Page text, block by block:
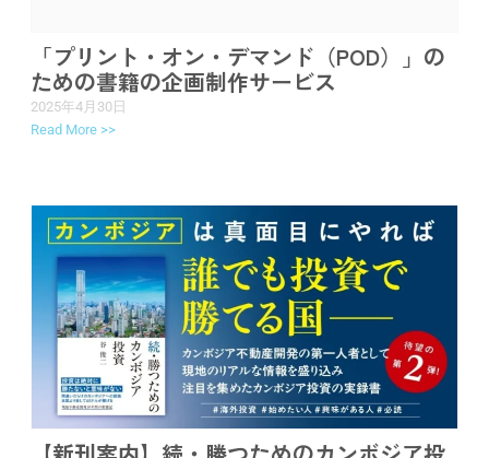
「プリント・オン・デマンド（POD）」の
ための書籍の企画制作サービス
2025年4月30日
Read More >>